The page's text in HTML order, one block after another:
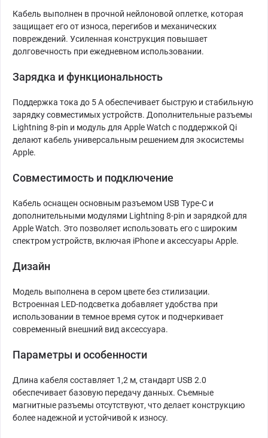
Кабель выполнен в прочной нейлоновой оплетке, которая
защищает его от износа, перегибов и механических
повреждений. Усиленная конструкция повышает
долговечность при ежедневном использовании.
Зарядка и функциональность
Поддержка тока до 5 А обеспечивает быструю и стабильную
зарядку совместимых устройств. Дополнительные разъемы
Lightning 8-pin и модуль для Apple Watch с поддержкой Qi
делают кабель универсальным решением для экосистемы
Apple.
Совместимость и подключение
Кабель оснащен основным разъемом USB Type-C и
дополнительными модулями Lightning 8-pin и зарядкой для
Apple Watch. Это позволяет использовать его с широким
спектром устройств, включая iPhone и аксессуары Apple.
Дизайн
Модель выполнена в сером цвете без стилизации.
Встроенная LED-подсветка добавляет удобства при
использовании в темное время суток и подчеркивает
современный внешний вид аксессуара.
Параметры и особенности
Длина кабеля составляет 1,2 м, стандарт USB 2.0
обеспечивает базовую передачу данных. Съемные
магнитные разъемы отсутствуют, что делает конструкцию
более надежной и устойчивой к износу.